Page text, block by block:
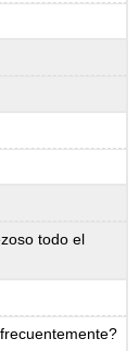
todo el